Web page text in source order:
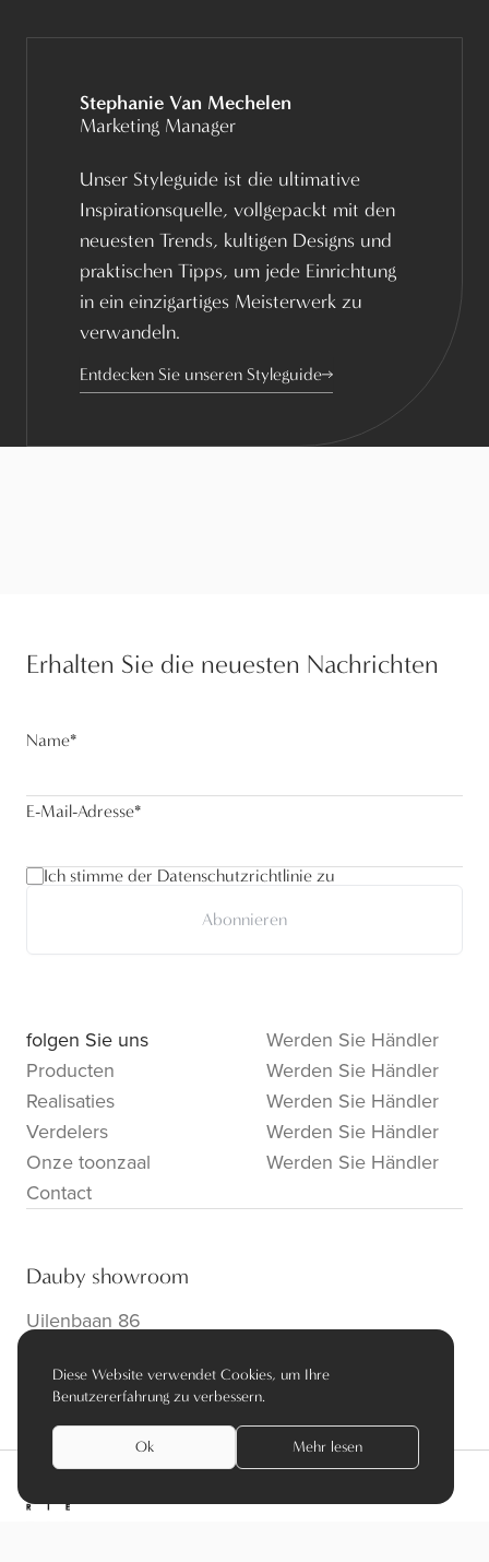
Stephanie Van Mechelen
Marketing Manager
Unser Styleguide ist die ultimative
Inspirationsquelle, vollgepackt mit den
neuesten Trends, kultigen Designs und
praktischen Tipps, um jede Einrichtung
in ein einzigartiges Meisterwerk zu
verwandeln.
Entdecken Sie unseren Styleguide
Erhalten Sie die neuesten Nachrichten
Name*
E-Mail-Adresse*
Ich stimme der Datenschutzrichtlinie zu
Abonnieren
folgen Sie uns
Producten
Realisaties
Verdelers
Onze toonzaal
Contact
Werden Sie Händler
Werden Sie Händler
Werden Sie Händler
Werden Sie Händler
Werden Sie Händler
Dauby showroom
Uilenbaan 86
info@dauby.be|+32 3 354 16 86
Diese Website verwendet Cookies, um Ihre
Benutzererfahrung zu verbessern.
Ok Mehr lesen